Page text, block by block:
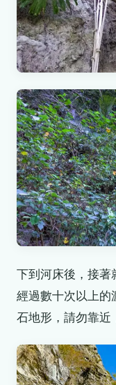
下到河床後，接著
經過數十次以上的
石地形，請勿靠近